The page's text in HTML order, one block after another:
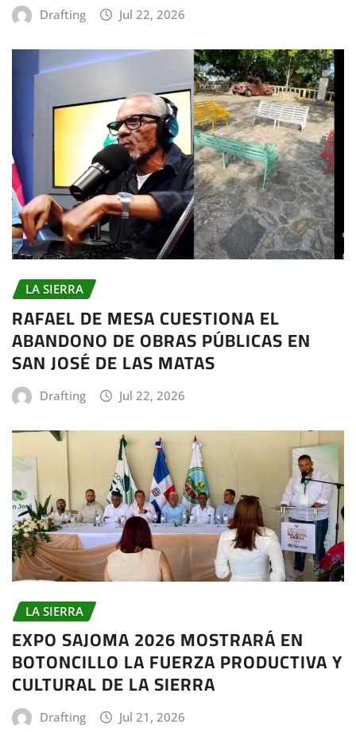
Drafting Jul 22, 2026
LA SIERRA
RAFAEL DE MESA CUESTIONA EL
ABANDONO DE OBRAS PÚBLICAS EN
SAN JOSÉ DE LAS MATAS
Drafting Jul 22, 2026
LA SIERRA
EXPO SAJOMA 2026 MOSTRARÁ EN
BOTONCILLO LA FUERZA PRODUCTIVA Y
CULTURAL DE LA SIERRA
Drafting Jul 21, 2026